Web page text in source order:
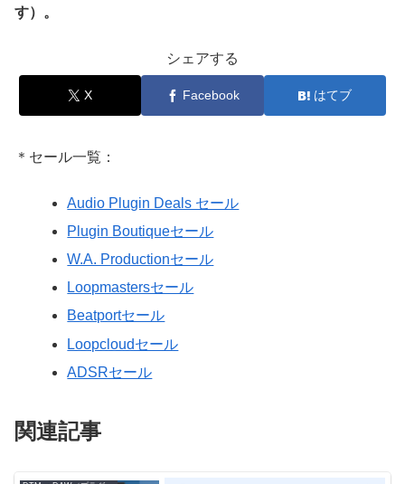
す）。
シェアする
X Facebook はてブ
＊セール一覧：
Audio Plugin Deals セール
Plugin Boutiqueセール
W.A. Productionセール
Loopmastersセール
Beatportセール
Loopcloudセール
ADSRセール
関連記事